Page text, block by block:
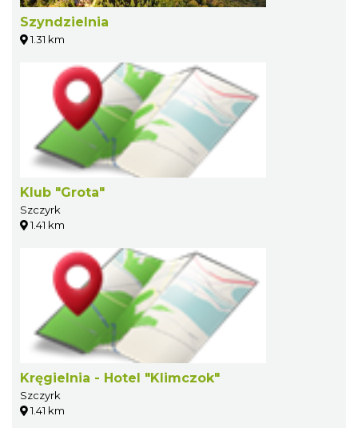
Szyndzielnia
1.31 km
Klub "Grota"
Szczyrk
1.41 km
Kręgielnia - Hotel "Klimczok"
Szczyrk
1.41 km